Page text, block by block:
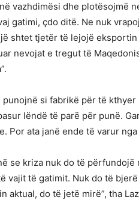
vazhdimësi dhe plotësojmë
gatimi, çdo ditë. Ne nuk
shtet tjetër të lejojë
nevojat e tregut të
punojnë si fabrikë për të
lëndë të parë për punë.
Por ata janë ende të varur
se kriza nuk do të përfundojë
vajit të gatimit. Nuk do të
aktual, do të jetë mirë”, tha